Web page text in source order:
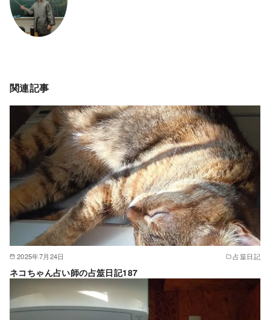
関連記事
2025年7月24日 占筮日記
ネコちゃん占い師の占筮日記187